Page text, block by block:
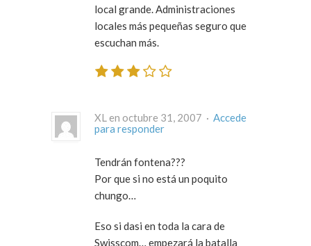
local grande. Administraciones
locales más pequeñas seguro que
escuchan más.
XL en octubre 31, 2007 · Accede
para responder
Tendrán fontena???
Por que si no está un poquito
chungo…
Eso si dasi en toda la cara de
Swisscom… empezará la batalla